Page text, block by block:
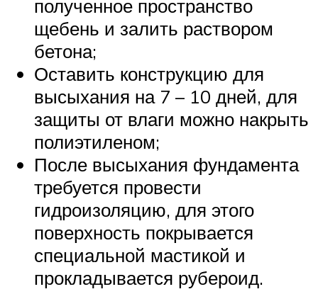
полученное пространство
щебень и залить раствором
бетона;
Оставить конструкцию для
высыхания на 7 – 10 дней, для
защиты от влаги можно накрыть
полиэтиленом;
После высыхания фундамента
требуется провести
гидроизоляцию, для этого
поверхность покрывается
специальной мастикой и
прокладывается рубероид.